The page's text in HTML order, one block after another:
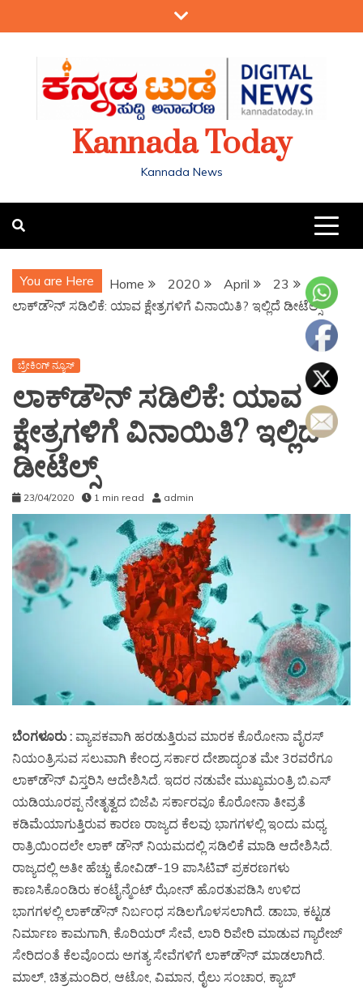
Kannada Today
Kannada News
You are Here Home 2020 April
23
ಲಾಕ್​​ಡೌನ್‌ ಸಡಿಲಿಕೆ: ಯಾವ ಕ್ಷೇತ್ರಗಳಿಗೆ ವಿನಾಯಿತಿ? ಇಲ್ಲಿದೆ ಡೀಟೆಲ್ಸ್​
ಬ್ರೇಕಿಂಗ್ ನ್ಯೂಸ್
ಲಾಕ್​​ಡೌನ್‌ ಸಡಿಲಿಕೆ: ಯಾವ
ಕ್ಷೇತ್ರಗಳಿಗೆ ವಿನಾಯಿತಿ? ಇಲ್ಲಿದೆ
ಡೀಟೆಲ್ಸ್​
23/04/2020 1 min read admin
ಬೆಂಗಳೂರು : ವ್ಯಾಪಕವಾಗಿ ಹರಡುತ್ತಿರುವ ಮಾರಕ ಕೊರೋನಾ ವೈರಸ್​
ನಿಯಂತ್ರಿಸುವ ಸಲುವಾಗಿ ಕೇಂದ್ರ ಸರ್ಕಾರ ದೇಶಾದ್ಯಂತ ಮೇ 3ರವರೆಗೂ
ಲಾಕ್​ಡೌನ್​​ ವಿಸ್ತರಿಸಿ ಆದೇಶಿಸಿದೆ. ಇದರ ನಡುವೇ ಮುಖ್ಯಮಂತ್ರಿ ಬಿ.ಎಸ್​
ಯಡಿಯೂರಪ್ಪ ನೇತೃತ್ವದ ಬಿಜೆಪಿ ಸರ್ಕಾರವೂ ಕೊರೋನಾ ತೀವ್ರತೆ
ಕಡಿಮೆಯಾಗುತ್ತಿರುವ ಕಾರಣ ರಾಜ್ಯದ ಕೆಲವು ಭಾಗಗಳಲ್ಲಿ ಇಂದು ಮಧ್ಯ
ರಾತ್ರಿಯಿಂದಲೇ ಲಾಕ್‌ ಡೌನ್‌ ನಿಯಮದಲ್ಲಿ ಸಡಿಲಿಕೆ ಮಾಡಿ ಆದೇಶಿಸಿದೆ.
ರಾಜ್ಯದಲ್ಲಿ ಅತೀ ಹೆಚ್ಚು ಕೋವಿಡ್​​-19 ಪಾಸಿಟಿವ್​​ ಪ್ರಕರಣಗಳು
ಕಾಣಸಿಕೊಂಡಿರು ಕಂಟೈನ್ಮೆಂಟ್‌ ಝೋನ್‌ ಹೊರತುಪಡಿಸಿ ಉಳಿದ
ಭಾಗಗಳಲ್ಲಿ ಲಾಕ್​​ಡೌನ್ ನಿರ್ಬಂಧ‌ ಸಡಿಲಗೊಳಸಲಾಗಿದೆ. ಡಾಬಾ, ಕಟ್ಟಡ
ನಿರ್ಮಾಣ ಕಾಮಗಾಗಿ, ಕೊರಿಯರ್‌ ಸೇವೆ, ಲಾರಿ ರಿಪೇರಿ ಮಾಡುವ ಗ್ಯಾರೇಜ್
ಸೇರಿದಂತೆ‌ ಕೆಲವೊಂದು ಅಗತ್ಯ ಸೇವೆಗಳಿಗೆ ಲಾಕ್​​ಡೌನ್‌ ಮಾಡಲಾಗಿದೆ.
ಮಾಲ್‌, ಚಿತ್ರಮಂದಿರ, ಆಟೋ, ವಿಮಾನ, ರೈಲು ಸಂಚಾರ, ಕ್ಯಾಬ್‌